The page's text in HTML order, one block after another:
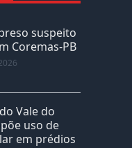
suspeito
Coremas-PB
Vale do
uso de
em prédios